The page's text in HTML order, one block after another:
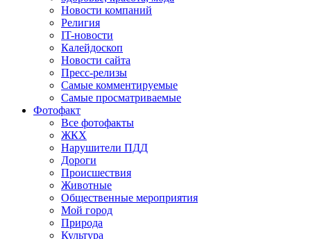
Новости компаний
Религия
IT-новости
Калейдоскоп
Новости сайта
Пресс-релизы
Самые комментируемые
Самые просматриваемые
Фотофакт
Все фотофакты
ЖКХ
Нарушители ПДД
Дороги
Происшествия
Животные
Общественные мероприятия
Мой город
Природа
Культура